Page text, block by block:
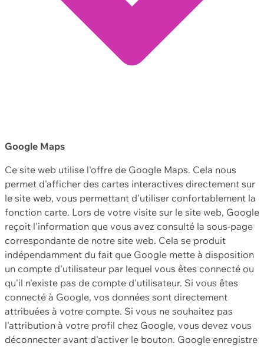
Google Maps
Ce site web utilise l'offre de Google Maps. Cela nous
permet d'afficher des cartes interactives directement sur
le site web, vous permettant d'utiliser confortablement la
fonction carte. Lors de votre visite sur le site web, Google
reçoit l'information que vous avez consulté la sous-page
correspondante de notre site web. Cela se produit
indépendamment du fait que Google mette à disposition
un compte d'utilisateur par lequel vous êtes connecté ou
qu'il n'existe pas de compte d'utilisateur. Si vous êtes
connecté à Google, vos données sont directement
attribuées à votre compte. Si vous ne souhaitez pas
l'attribution à votre profil chez Google, vous devez vous
déconnecter avant d'activer le bouton. Google enregistre